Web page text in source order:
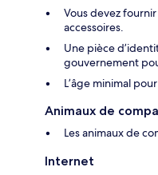
Vous devez
accessoires.
Une pièce
gouvernement
L’âge minimal
Animaux de
Les animaux de
Internet